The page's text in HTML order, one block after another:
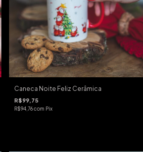
Caneca Noite Feliz Cerâmica
R$99,75
R$94,76com Pix